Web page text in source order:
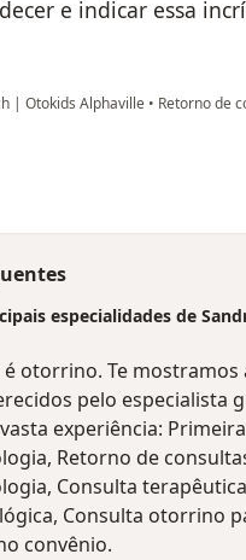
e indicar essa
| Otokids Alphaville • Retorno de
Celeste Bezerra Pontes da Silva
especialidades de
é otorrino. Te mostramos
pelo especialista
experiência:
Retorno de
Consulta terapêutica
Consulta otorrino
convênio.